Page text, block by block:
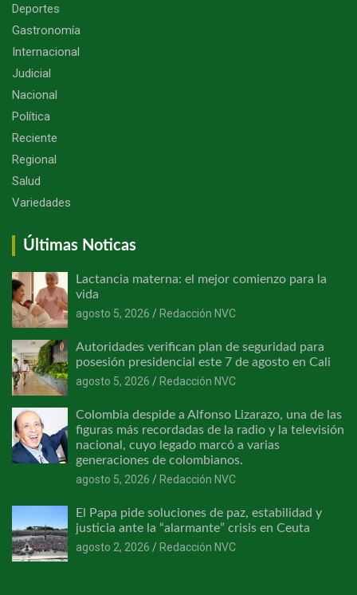
Deportes
Gastronomía
Internacional
Judicial
Nacional
Política
Reciente
Regional
Salud
Variedades
Últimas Noticas
Lactancia materna: el mejor comienzo para la
vida
agosto 5, 2026
Redacción NVC
Autoridades verifican plan de seguridad para
posesión presidencial este 7 de agosto en Cali
agosto 5, 2026
Redacción NVC
Colombia despide a Alfonso Lizarazo, una de las
figuras más recordadas de la radio y la televisión
nacional, cuyo legado marcó a varias
generaciones de colombianos.
agosto 5, 2026
Redacción NVC
El Papa pide soluciones de paz, estabilidad y
justicia ante la “alarmante” crisis en Ceuta
agosto 2, 2026
Redacción NVC